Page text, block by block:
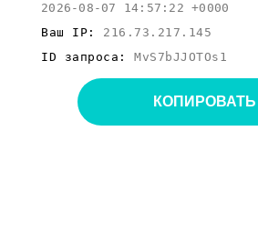
2026-08-07 14:57:22 +0000
Ваш IP: 216.73.217.145
ID запроса: MvS7bJJOTOs1
КОПИРОВАТЬ